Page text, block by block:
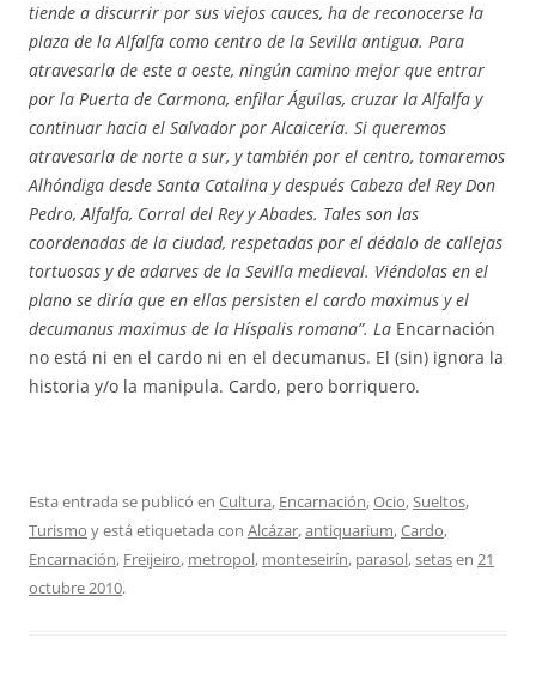
tiende a discurrir por sus viejos cauces, ha de reconocerse la
plaza de la Alfalfa como centro de la Sevilla antigua. Para
atravesarla de este a oeste, ningún camino mejor que entrar
por la Puerta de Carmona, enfilar Águilas, cruzar la Alfalfa y
continuar hacia el Salvador por Alcaicería. Si queremos
atravesarla de norte a sur, y también por el centro, tomaremos
Alhóndiga desde Santa Catalina y después Cabeza del Rey Don
Pedro, Alfalfa, Corral del Rey y Abades. Tales son las
coordenadas de la ciudad, respetadas por el dédalo de callejas
tortuosas y de adarves de la Sevilla medieval. Viéndolas en el
plano se diría que en ellas persisten el cardo maximus y el
decumanus maximus de la Híspalis romana”. La Encarnación
no está ni en el cardo ni en el decumanus. El (sin) ignora la
historia y/o la manipula. Cardo, pero borriquero.
Esta entrada se publicó en Cultura, Encarnación,Ocio,Sueltos,
Turismo y está etiquetada con Alcázar,antiquarium,Cardo,
Encarnación, Freijeiro, metropol, monteseirín, parasol,setasen 21
octubre 2010.